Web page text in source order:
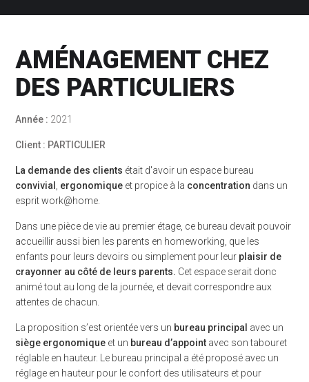
AMÉNAGEMENT CHEZ
DES PARTICULIERS
Année : 2021
Client : PARTICULIER
La demande des clients était d'avoir un espace bureau
convivial
ergonomique et propice à la concentration dans un
esprit work@home.
Dans une pièce de vie au premier étage, ce bureau devait pouvoir
accueillir aussi bien les parents en homeworking, que les
enfants pour leurs devoirs ou simplement pour leur plaisir de
crayonner au côté de leurs parents. Cet espace serait donc
animé tout au long de la journée, et devait correspondre aux
attentes de chacun.
La proposition s’est orientée vers un bureau principal avec un
siège ergonomique et un bureau d’appoint avec son tabouret
réglable en hauteur. Le bureau principal a été proposé avec un
réglage en hauteur pour le confort des utilisateurs et pour